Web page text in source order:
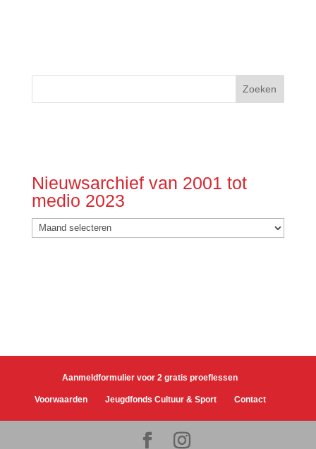
Nieuwsarchief van 2001 tot
medio 2023
Nieuwsarchief
van
Aanmeldformulier voor 2 gratis proeflessen
Voorwaarden Jeugdfonds Cultuur & Sport Contact